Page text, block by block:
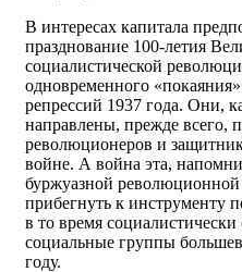
В интересах капитала
празднование 100-летия
социалистической
одновременного
репрессий 1937 года. Они,
направлены, прежде всего,
революционеров и
войне. А война эта,
буржуазной
прибегнуть к инструменту
в то время
социальные группы
году.